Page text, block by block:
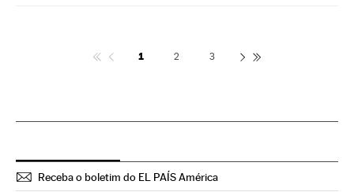
1 2 3
Receba o boletim do EL PAÍS América